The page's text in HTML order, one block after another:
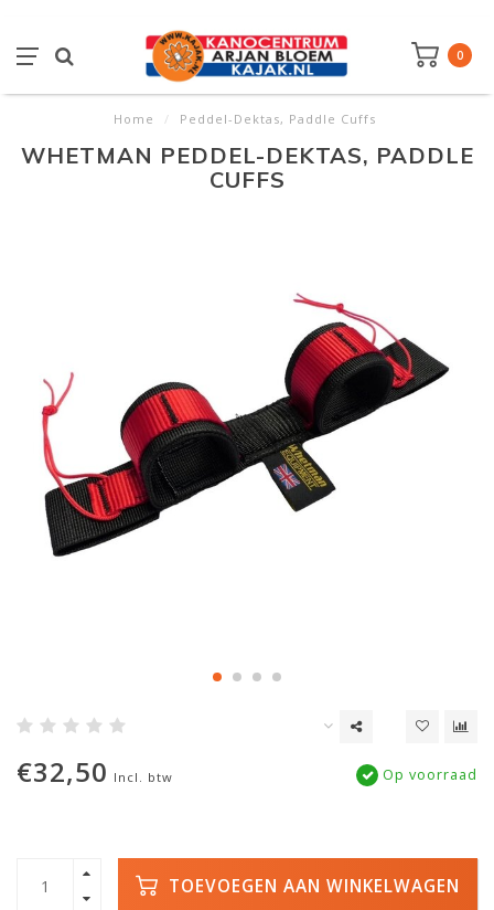
0
Home / Peddel-Dektas, Paddle Cuffs
WHETMAN PEDDEL-DEKTAS, PADDLE
CUFFS
€32,50 Incl. btw Op voorraad
TOEVOEGEN AAN WINKELWAGEN